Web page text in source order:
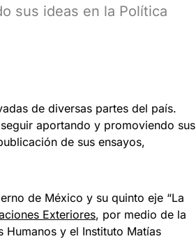
sus ideas en la Política
de diversas partes del país.
aportando y promoviendo sus
de sus ensayos,
de México y su quinto eje “La
Exteriores, por medio de la
Humanos y el Instituto Matías